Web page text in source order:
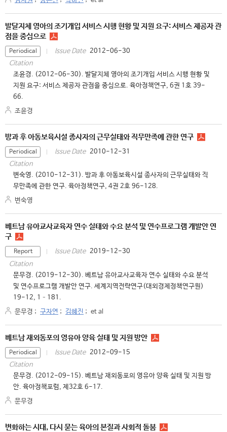
발달지체 영아의 조기개입 서비스 시행 현황 및 지원 요구: 서비스 제공자 관
점을 중심으로
Periodical Issue Date 2012-06-30
Citation
조윤경. (2012-06-30). 발달지체 영아의 조기개입 서비스 시행 현황 및
지원 요구: 서비스 제공자 관점을 중심으로. 육아정책연구, 6권 1호 39-
66.
조윤경
방과 후 아동보육시설 종사자의 근무실태와 직무만족에 관한 연구
Periodical Issue Date 2010-12-31
Citation
변숙영. (2010-12-31). 방과 후 아동보육시설 종사자의 근무실태와 직
무만족에 관한 연구. 육아정책연구, 4권 2호 96-128.
변숙영
베트남 유아교사교육자 연수 실태와 수요 분석 및 연수프로그램 개발안 연
구
Report Issue Date 2019-12-30
Citation
문무경. (2019-12-30). 베트남 유아교사교육자 연수 실태와 수요 분석
및 연수프로그램 개발안 연구. 세계지역전략연구(대외경제정책연구원)
19-12, 1–181.
문무경 ; 구자연 ; 김혜진 ; et al
베트남 재외동포의 영유아 양육 실태 및 지원 방안
Periodical Issue Date 2012-09-15
Citation
문무경. (2012-09-15). 베트남 재외동포의 영유아 양육 실태 및 지원 방
안. 육아정책포럼, 제32호 6-17.
문무경
변화하는 시대, 다시 묻는 육아의 본질과 사회적 돌봄